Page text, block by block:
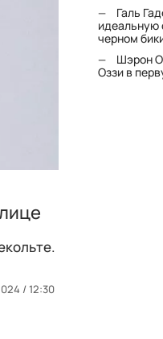
/ 12:30
Галь
идеальную
черном
Шэрон
Оззи в